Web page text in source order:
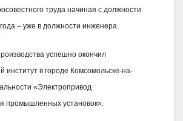
труда начиная с должности
– уже в должности инженера.
успешно окончил
институт в городе Комсомольске-на-
«Электропривод
промышленных установок».